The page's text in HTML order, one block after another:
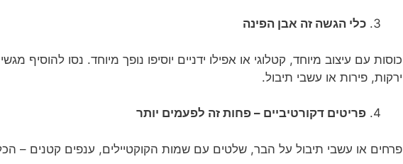
כלי הגשה זה אבן הפינה
כוסות עם עיצוב מיוחד, קטלוגי או אפילו ידניים יוסיפו נופך מיוחד. נסו להוסיף
ירקות, פירות או עשבי תיבול.
פריטים דקורטיביים – פחות זה לפעמים יותר
פרחים או עשבי תיבול על הבר, שלטים עם שמות הקוקטיילים, ענפים קטנים –